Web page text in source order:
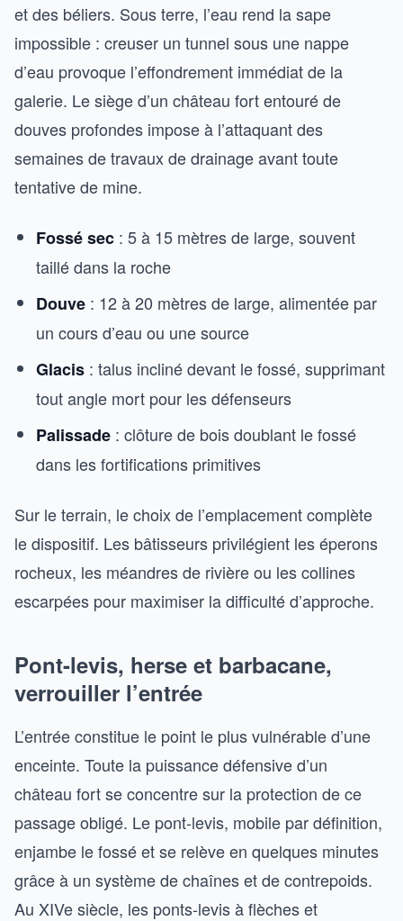
et des béliers. Sous terre, l’eau rend la sape
impossible : creuser un tunnel sous une nappe
d’eau provoque l’effondrement immédiat de la
galerie. Le siège d’un château fort entouré de
douves profondes impose à l’attaquant des
semaines de travaux de drainage avant toute
tentative de mine.
Fossé sec : 5 à 15 mètres de large, souvent
taillé dans la roche
Douve : 12 à 20 mètres de large, alimentée par
un cours d’eau ou une source
Glacis : talus incliné devant le fossé, supprimant
tout angle mort pour les défenseurs
Palissade : clôture de bois doublant le fossé
dans les fortifications primitives
Sur le terrain, le choix de l’emplacement complète
le dispositif. Les bâtisseurs privilégient les éperons
rocheux, les méandres de rivière ou les collines
escarpées pour maximiser la difficulté d’approche.
Pont-levis, herse et barbacane,
verrouiller l’entrée
L’entrée constitue le point le plus vulnérable d’une
enceinte. Toute la puissance défensive d’un
château fort se concentre sur la protection de ce
passage obligé. Le pont-levis, mobile par définition,
enjambe le fossé et se relève en quelques minutes
grâce à un système de chaînes et de contrepoids.
Au XIVe siècle, les ponts-levis à flèches et